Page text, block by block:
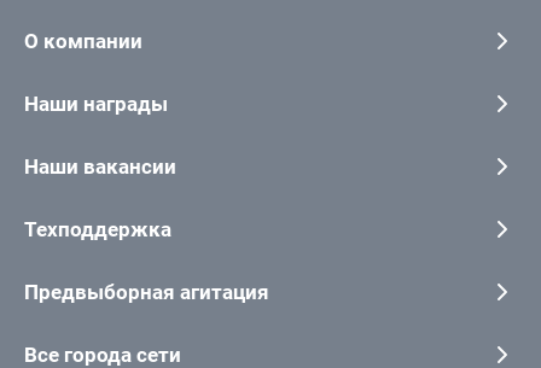
О компании
Наши награды
Наши вакансии
Техподдержка
Предвыборная агитация
Все города сети